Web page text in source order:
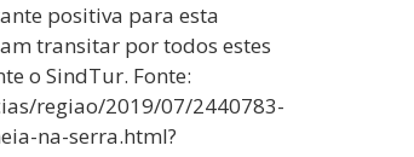
positiva para esta
transitar por todos estes
o SindTur. Fonte:
regiao/2019/07/2440783-
na-serra.html?